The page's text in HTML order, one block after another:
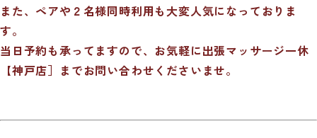
また、ペアや２名様同時利用も大変人気になっておりま
す。
当日予約も承ってますので、お気軽に出張マッサージ一休
【神戸店］までお問い合わせくださいませ。